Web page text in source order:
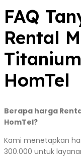
FAQ
Rental
HomTel
Berapa harga
HomTel?
Kami menetapkan
300.000 untuk